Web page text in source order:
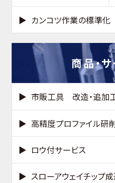
カンコツ作業の標準化
商品・
市販工具 改造・追加
高精度プロファイル研
ロウ付サービス
スローアウェイチップ